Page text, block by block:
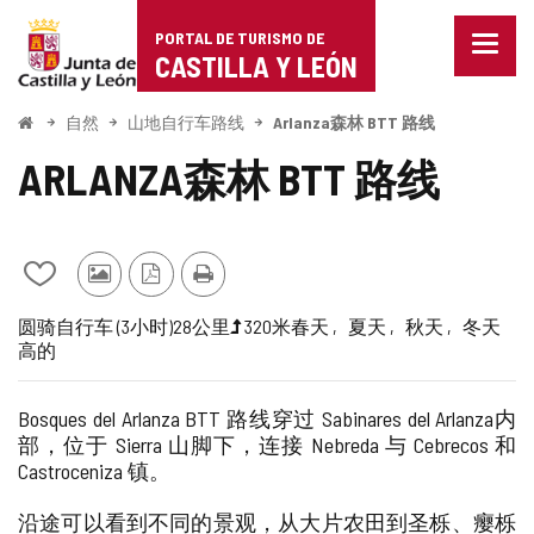
Portal
de
Turismo
de
Castilla
León
PORTAL DE TURISMO DE
CASTILLA Y LEÓN
菜
开
自然 山地自行车路线 Arlanza森林 BTT 路线
ARLANZA森林 BTT 路线
从
的
笔
记
中
添
加/
除
其
游
的
片
PDF
本
打
旅
行
圆
一
半
骑自行车 (3小时)
长
度
28公里
高
程
梯
（米）
320米
受
到
推
的
春天 夏天 秋天 冬天
路
线
难
高的
Bosques del Arlanza BTT 路线穿过 Sabinares del Arlanza内
部，位于 Sierra 山脚下，连接 Nebreda 与 Cebrecos 和
Castroceniza 镇。
沿途可以看到不同的景观，从大片农田到圣栎、瘿栎